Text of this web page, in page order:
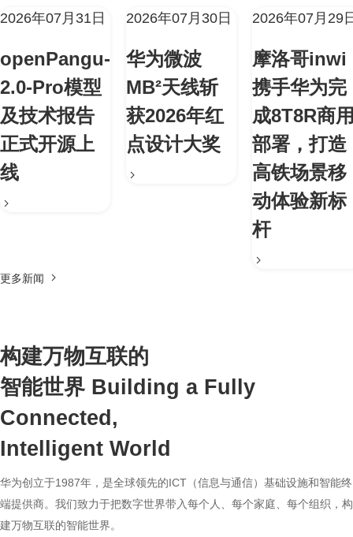
2026年07月31日
openPangu-
2.0-Pro模型
及技术报告
正式开源上
线
2026年07月30日
华为微波
MB²天线斩
获2026年红
点设计大奖
2026年07月29
摩洛哥inwi
携手华为完
成8T8R商
部署，打造
高铁场景移
动体验新标
杆
更多新闻
构建万物互联的
智能世界 Building a Fully
Connected,
Intelligent World
华为创立于1987年，是全球领先的ICT（信息与通信）基础设施和智能终
端提供商。我们致力于把数字世界带入每个人、每个家庭、每个组织，构
建万物互联的智能世界。